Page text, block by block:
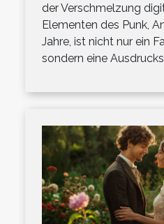
der Verschmelzung
Elementen des Punk,
Jahre, ist nicht nur ein
sondern eine